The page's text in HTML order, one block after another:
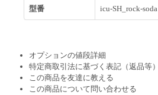
型番 icu-SH_rock-soda
オプションの値段詳細
特定商取引法に基づく表記（返品等）
この商品を友達に教える
この商品について問い合わせる